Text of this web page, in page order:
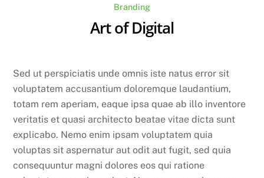
Branding
Art of Digital
Sed ut perspiciatis unde omnis iste natus error sit
voluptatem accusantium doloremque laudantium,
totam rem aperiam, eaque ipsa quae ab illo inventore
veritatis et quasi architecto beatae vitae dicta sunt
explicabo. Nemo enim ipsam voluptatem quia
voluptas sit aspernatur aut odit aut fugit, sed quia
consequuntur magni dolores eos qui ratione